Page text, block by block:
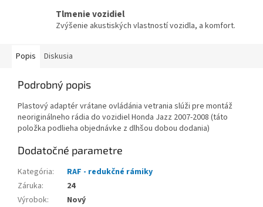
Tlmenie vozidiel
Zvýšenie akustiských vlastností vozidla, a komfort.
Popis Diskusia
Podrobný popis
Plastový adaptér vrátane ovládánia vetrania slúži pre montáž
neoriginálneho rádia do vozidiel Honda Jazz 2007-2008 (táto
položka podlieha objednávke z dlhšou dobou dodania)
Dodatočné parametre
Kategória:
RAF - redukčné rámiky
Záruka:
24
Výrobok:
Nový